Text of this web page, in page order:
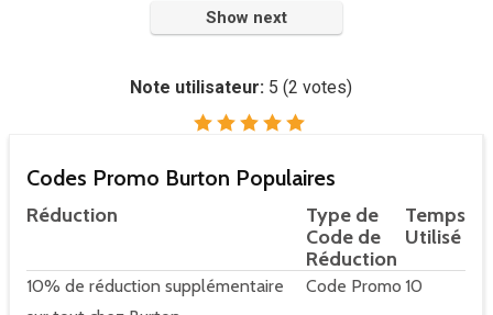
Show next
Note utilisateur: 5 (2 votes)
Codes Promo Burton Populaires
Réduction
Type de
Code de
Réduction
Temps
Utilisé
10% de réduction supplémentaire
Code Promo 10